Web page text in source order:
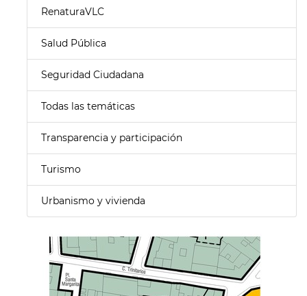
RenaturaVLC
Salud Pública
Seguridad Ciudadana
Todas las temáticas
Transparencia y participación
Turismo
Urbanismo y vivienda